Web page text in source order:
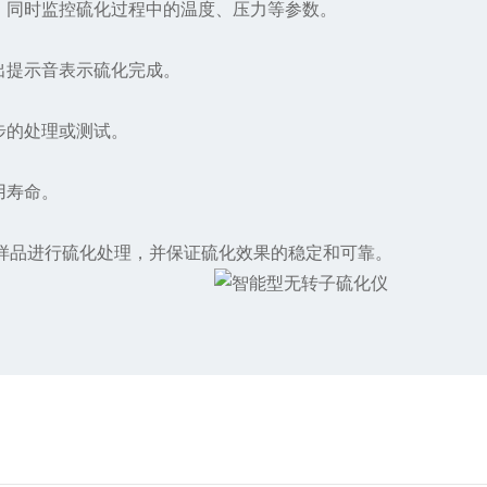
监控硫化过程中的温度、压力等参数。
示音表示硫化完成。
处理或测试。
命。
行硫化处理，并保证硫化效果的稳定和可靠。